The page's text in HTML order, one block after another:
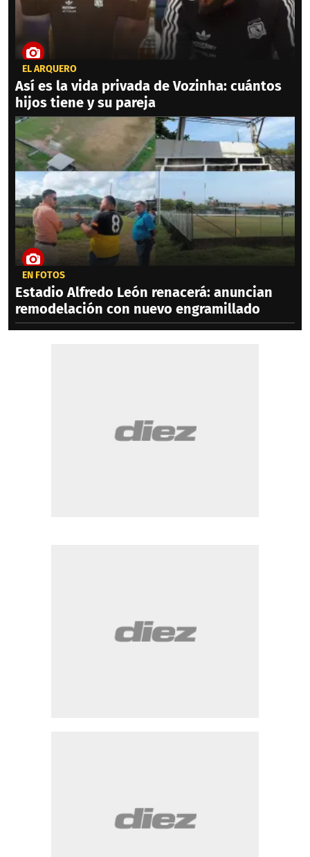
EL ARQUERO
Así es la vida privada de Vozinha: cuántos
hijos tiene y su pareja
EN FOTOS
Estadio Alfredo León renacerá: anuncian
remodelación con nuevo engramillado